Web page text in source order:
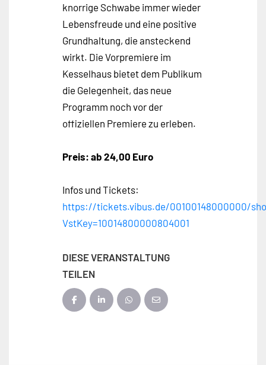
knorrige Schwabe immer wieder
Lebensfreude und eine positive
Grundhaltung, die ansteckend
wirkt. Die Vorpremiere im
Kesselhaus bietet dem Publikum
die Gelegenheit, das neue
Programm noch vor der
offiziellen Premiere zu erleben.
Preis: ab 24,00 Euro
Infos und Tickets:
https://tickets.vibus.de/00100148000000/
VstKey=10014800000804001
DIESE VERANSTALTUNG
TEILEN